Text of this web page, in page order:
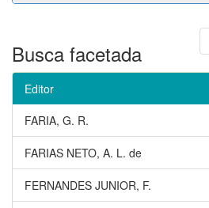
Busca facetada
Editor
FARIA, G. R.
FARIAS NETO, A. L. de
FERNANDES JUNIOR, F.